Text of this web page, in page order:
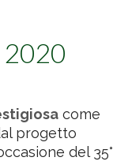
2020
come
progetto
del 35°